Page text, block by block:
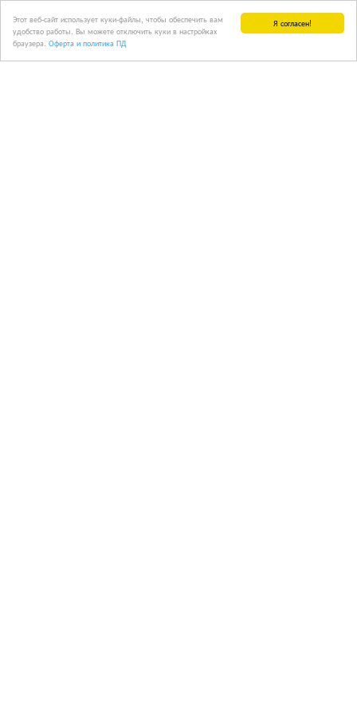
Я согласен!
Этот веб-сайт использует куки-файлы, чтобы обеспечить вам
удобство работы. Вы можете отключить куки в настройках
браузера. Оферта и политика ПД